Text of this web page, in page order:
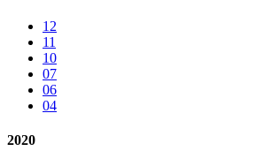
12
11
10
07
06
04
2020